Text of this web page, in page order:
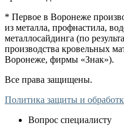
* Первое в Воронеже
из металла, профнастила,
металлосайдинга (по
производства кровельных
Воронеже, фирмы «Знак»).
Все права защищены.
Политика защиты и
Вопрос специалисту